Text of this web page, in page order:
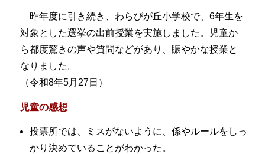
昨年度に引き続き、わらびが丘小学校で、6年生を
対象とした選挙の出前授業を実施しました。児童か
ら都度驚きの声や質問などがあり、賑やかな授業と
なりました。
（令和8年5月27日）
児童の感想
投票所では、ミスがないように、係やルールをしっ
かり決めていることがわかった。